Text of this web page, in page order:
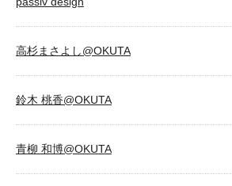
高杉まさよし@OKUTA
鈴木 桃香@OKUTA
青柳 和博@OKUTA